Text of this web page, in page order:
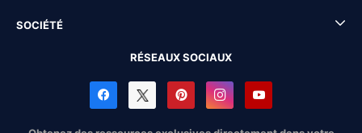
SOCIÉTÉ
RÉSEAUX SOCIAUX